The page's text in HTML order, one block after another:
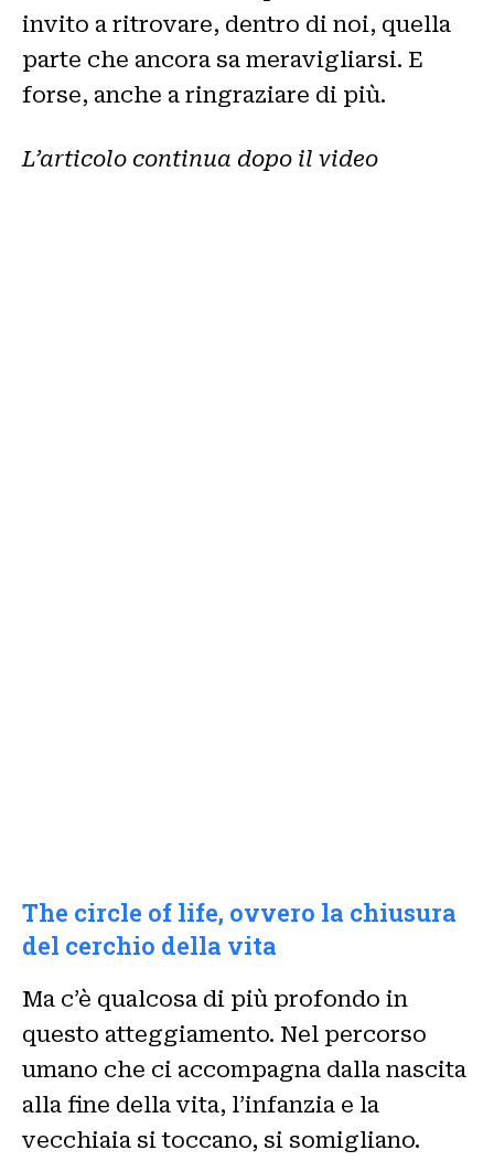
invito a ritrovare, dentro di noi, quella
parte che ancora sa meravigliarsi. E
forse, anche a ringraziare di più.
L’articolo continua dopo il video
The circle of life, ovvero la chiusura
del cerchio della vita
Ma c’è qualcosa di più profondo in
questo atteggiamento. Nel percorso
umano che ci accompagna dalla nascita
alla fine della vita, l’infanzia e la
vecchiaia si toccano, si somigliano.